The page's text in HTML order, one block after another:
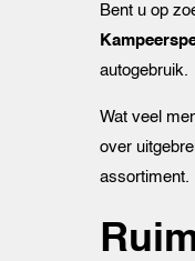
Bent u op
autogebruik.
Wat veel
over
assortiment.